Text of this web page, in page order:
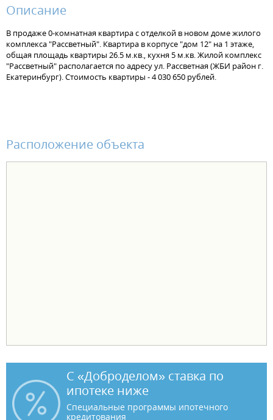
Описание
В продаже 0-комнатная квартира с отделкой в новом доме жилого
комплекса "Рассветный". Квартира в корпусе "дом 12" на 1 этаже,
общая площадь квартиры 26.5 м.кв., кухня 5 м.кв. Жилой комплекс
"Рассветный" располагается по адресу ул. Рассветная (ЖБИ район г.
Екатеринбург). Стоимость квартиры - 4 030 650 рублей.
Расположение объекта
С «Доброделом» ставка по
ипотеке ниже
Специальные программы ипотечного
кредитования